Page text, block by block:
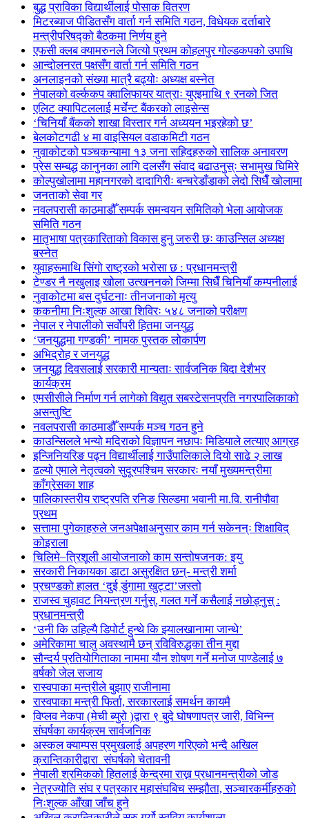
बुद्ध प्राविका विद्यार्थीलाई पोसाक वितरण
मिटरब्याज पीडितसँग वार्ता गर्न समिति गठन, विधेयक दर्ताबारे
मन्त्रीपरिषद्को बैठकमा निर्णय हुने
एफसी क्लब क्यामरुनले जित्यो प्रथम कोहलपुर गोल्डकपको उपाधि
आन्दोलनरत पक्षसँग वार्ता गर्न समिति गठन
अनलाइनको संख्या मात्रै बढ्योः अध्यक्ष बस्नेत
नेपालको वर्ल्ककप क्वालिफायर यात्राः युएइमाथि ९ रनको जित
एलिट क्यापिटललाई मर्चेन्ट बैंकरको लाइसेन्स
‘चिनियाँ बैंकको शाखा विस्तार गर्न अध्ययन भइरहेको छ’
बेलकोटगढी ४ मा वाइसियल वडाकमिटी गठन
नुवाकोटको पञ्चकन्यामा १३ जना सहिदहरुको सालिक अनावरण
प्रेस सम्बद्ध कानुनका लागि दलसँग संवाद बढाउनुस्ः सभामुख घिमिरे
कोल्पुखोलामा महानगरको दादागिरीः बन्चरेडाँडाको लेदो सिधैँ खोलामा
जनताको सेवा गर
नवलपरासी काठमाडौँ सम्पर्क समन्वयन समितिको भेला आयोजक
समिति गठन
मातृभाषा पत्रकारिताको विकास हुनु जरुरी छः काउन्सिल अध्यक्ष
बस्नेत
युवाहरूमाथि सिंगो राष्ट्रको भरोसा छ : प्रधानमन्त्री
टेण्डर नै नखुलाइ खोला उत्खननको जिम्मा सिधैँ चिनियाँ कम्पनीलाई
नुवाकोटमा बस दुर्घटनाः तीनजनाको मृत्यु
ककनीमा निःशुल्क आखा शिविरः ५४८ जनाको परीक्षण
नेपाल र नेपालीको सर्वोपरी हितमा जनयुद्ध
‘जनयुद्धमा गण्डकी’ नामक पुस्तक लोकार्पण
अभिद्रोह र जनयुद्ध
जनयुद्ध दिवसलाई सरकारी मान्यताः सार्वजनिक बिदा देशैभर
कार्यक्रम
एमसीसीले निर्माण गर्न लागेको विद्युत सबस्टेसनप्रति नगरपालिकाको
असन्तुष्टि
नवलपरासी काठमाडौँ सम्पर्क मञ्च गठन हुने
काउन्सिलले भन्यो मदिराको विज्ञापन नछापः मिडियाले लत्याए आग्रह
इन्जिनियरिङ पढ्न विद्यार्थीलाई गाउँपालिकाले दियो साढे २ लाख
ढल्यो एमाले नेतृत्वको सुदूरपश्चिम सरकारः नयाँ मुख्यमन्त्रीमा
काँग्रेसका शाह
पालिकास्तरीय राष्ट्रपति रनिङ सिल्डमा भवानी मा.वि. रानीपौवा
प्रथम
सत्तामा पुगेकाहरुले जनअपेक्षाअनुसार काम गर्न सकेनन्ः शिक्षाविद्
कोइराला
चिलिमे–त्रिशूली आयोजनाको काम सन्तोषजनक: इयु
सरकारी निकायका डाटा असुरक्षित छन्- मन्त्री शर्मा
प्रचण्डको हालत ‘दुई डुंगामा खुट्टा’जस्तो
राजस्व चुहावट नियन्त्रण गर्नुस्, गलत गर्ने कसैलाई नछोड्नुस् :
प्रधानमन्त्री
‘उनी कि उहिल्यै डिपोर्ट हुन्थे कि झ्यालखानामा जान्थे’
अमेरिकामा चालु अवस्थामै छन् रविविरुद्धका तीन मुद्दा
सौन्दर्य प्रतियोगिताका नाममा यौन शोषण गर्ने मनोज पाण्डेलाई ७
वर्षको जेल सजाय
रास्वपाका मन्त्रीले बुझाए राजीनामा
रास्वपाका मन्त्री फिर्ता, सरकारलाई समर्थन कायमै
विप्लव नेकपा (मेची ब्युरो )द्वारा ९ बुदे घोषणापत्र जारी, विभिन्न
संघर्षका कार्यक्रम सार्वजनिक
अस्कल क्याम्पस प्रमुखलाई अपहरण गरिएको भन्दै अखिल
क्रान्तिकारीद्वारा संघर्षको चेतावनी
नेपाली श्रमिकको हितलाई केन्द्रमा राख्न प्रधानमन्त्रीको जोड
नेत्रज्योति संघ र पत्रकार महासंघबिच सम्झौता, सञ्चारकर्मीहरुको
निःशुल्क आँखा जाँच हुने